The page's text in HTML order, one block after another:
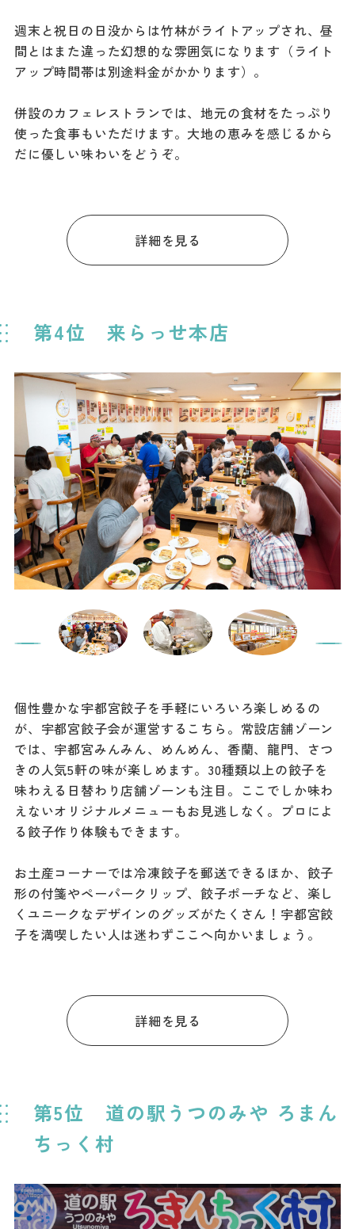
週末と祝日の日没からは竹林がライトアップされ、昼
間とはまた違った幻想的な雰囲気になります（ライト
アップ時間帯は別途料金がかかります）。
併設のカフェレストランでは、地元の食材をたっぷり
使った食事もいただけます。大地の恵みを感じるから
だに優しい味わいをどうぞ。
詳細を見る
第4位 来らっせ本店
個性豊かな宇都宮餃子を手軽にいろいろ楽しめるの
が、宇都宮餃子会が運営するこちら。常設店舗ゾーン
では、宇都宮みんみん、めんめん、香蘭、龍門、さつ
きの人気5軒の味が楽しめます。30種類以上の餃子を
味わえる日替わり店舗ゾーンも注目。ここでしか味わ
えないオリジナルメニューもお見逃しなく。プロによ
る餃子作り体験もできます。
お土産コーナーでは冷凍餃子を郵送できるほか、餃子
形の付箋やペーパークリップ、餃子ポーチなど、楽し
くユニークなデザインのグッズがたくさん！宇都宮餃
子を満喫したい人は迷わずここへ向かいましょう。
詳細を見る
第5位 道の駅うつのみや ろまん
ちっく村